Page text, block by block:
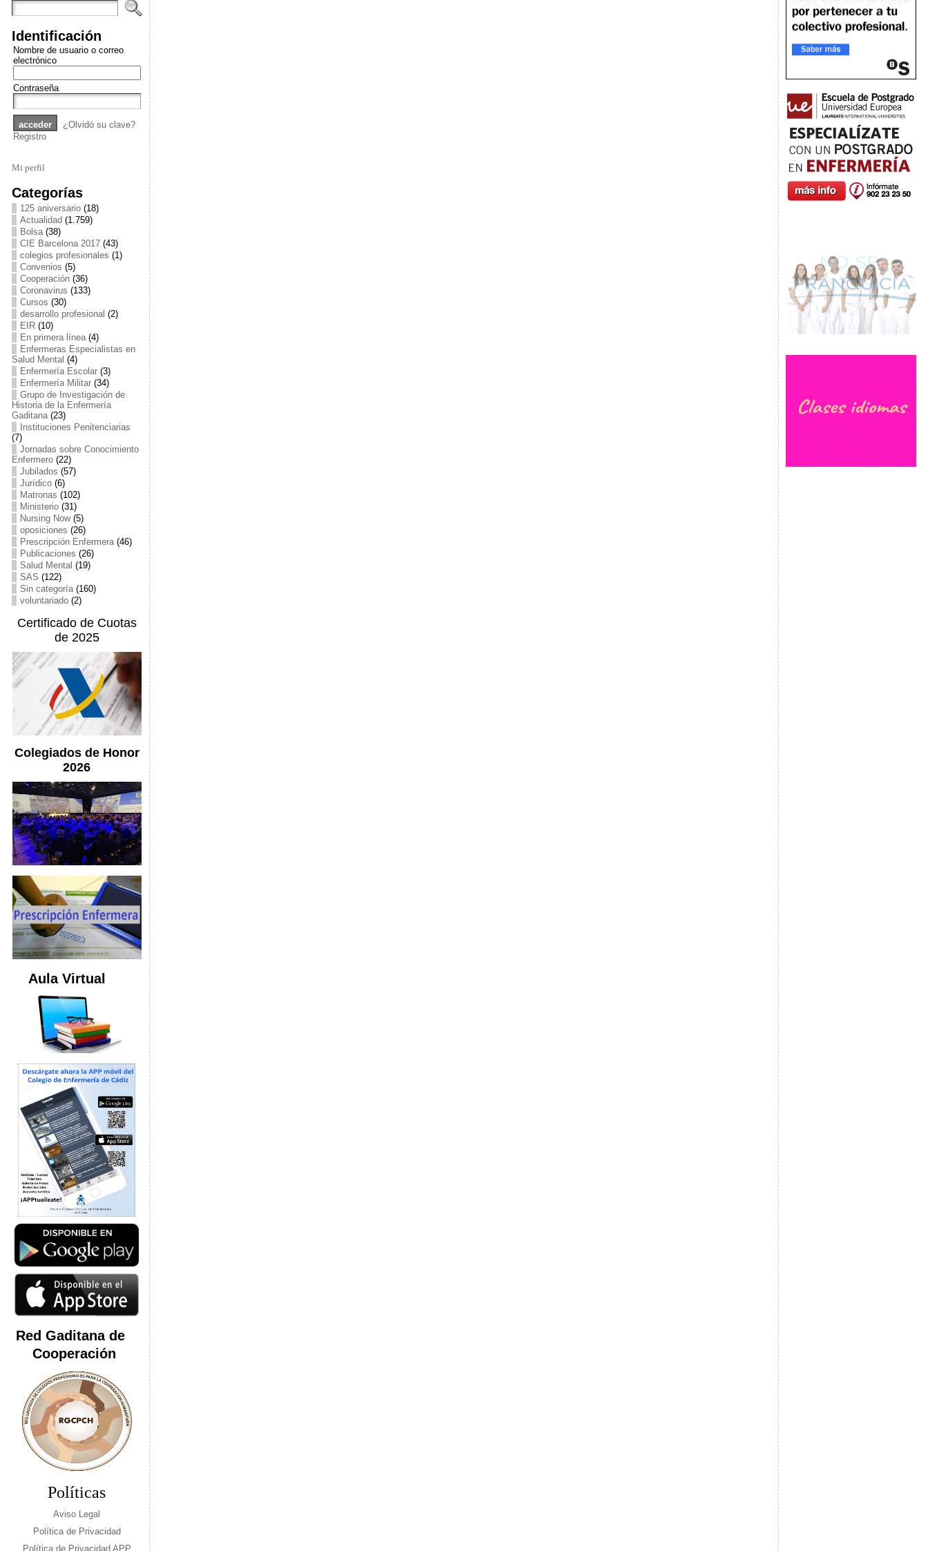
Identificación
Nombre de usuario o correo
electrónico
Contraseña
¿Olvidó su clave?
Registro
Mi perfil
Categorías
125 aniversario(18)
Actualidad (1.759)
Bolsa(38)
CIE Barcelona 2017(43)
colegios profesionales (1)
Convenios (5)
Cooperación(36)
Coronavirus (133)
Cursos (30)
desarrollo profesional (2)
EIR(10)
En primera línea(4)
Enfermeras Especialistas en
Salud Mental (4)
Enfermería Escolar(3)
Enfermería Militar(34)
Grupo de Investigación de
Historia de la Enfermería
Gaditana(23)
Instituciones Penitenciarias
(7)
Jornadas sobre Conocimiento
Enfermero(22)
Jubilados (57)
Jurídico(6)
Matronas (102)
Ministerio(31)
Nursing Now(5)
oposiciones (26)
Prescripción Enfermera(46)
Publicaciones (26)
Salud Mental (19)
SAS (122)
Sin categoría(160)
voluntariado(2)
Certificado de Cuotas
de 2025
Colegiados de Honor
2026
Aula Virtual
Red Gaditana de
Cooperación
Políticas
Aviso Legal
Política de Privacidad
Política de Privacidad APP